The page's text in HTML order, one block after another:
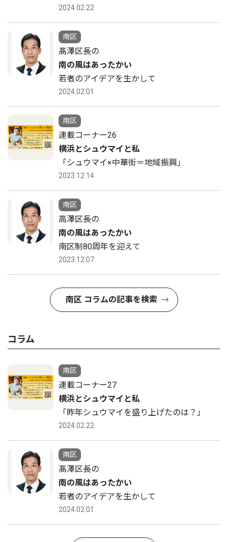
2024.02.22
南区
髙澤区長の
南の風はあったかい
若者のアイデアを生かして
2024.02.01
南区
連載コーナー26
横浜とシュウマイと私
「シュウマイ×中華街＝地域振興」
2023.12.14
南区
高澤区長の
南の風はあったかい
南区制80周年を迎えて
2023.12.07
南区 コラムの記事を検索
コラム
南区
連載コーナー27
横浜とシュウマイと私
「昨年シュウマイを盛り上げたのは？」
2024.02.22
南区
髙澤区長の
南の風はあったかい
若者のアイデアを生かして
2024.02.01